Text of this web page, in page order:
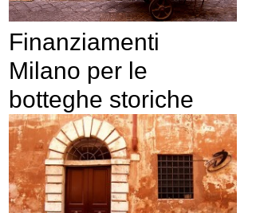
Finanziamenti
Milano per le
botteghe storiche